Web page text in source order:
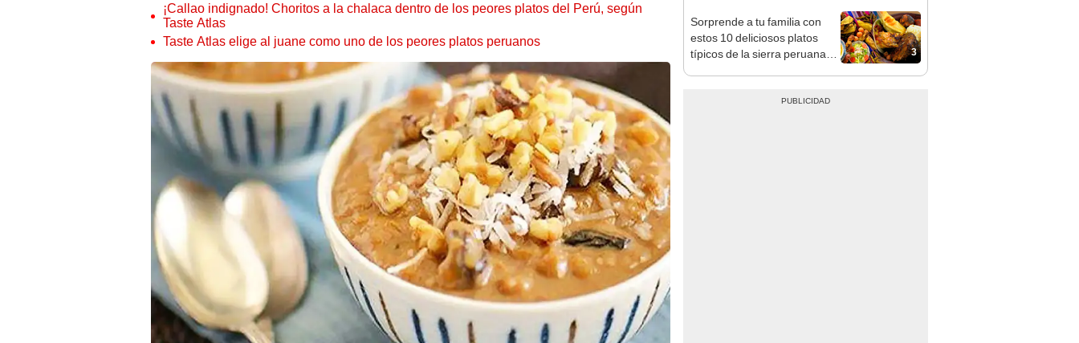
¡Callao indignado! Choritos a la chalaca dentro de los peores platos del Perú, según
Taste Atlas
Taste Atlas elige al juane como uno de los peores platos peruanos
3
Sorprende a tu familia con
estos 10 deliciosos platos
típicos de la sierra peruana